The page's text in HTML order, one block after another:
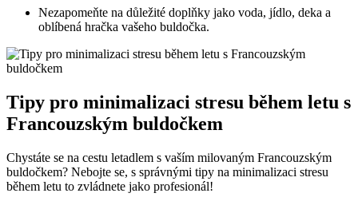
Nezapomeňte na důležité doplňky jako voda, jídlo, deka a
oblíbená hračka vašeho buldočka.
Tipy pro minimalizaci stresu během letu s
Francouzským buldočkem
Chystáte se na cestu letadlem s vaším milovaným Francouzským
buldočkem? Nebojte se, s správnými tipy na minimalizaci stresu
během letu to zvládnete jako profesionál!